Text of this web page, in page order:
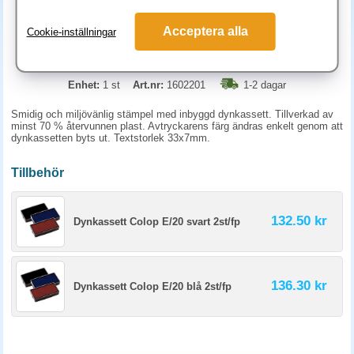
186.30 kr
KÖP
Enhet: 1 st Art.nr: 1602201 1-2 dagar
Smidig och miljövänlig stämpel med inbyggd dynkassett. Tillverkad av
minst 70 % återvunnen plast. Avtryckarens färg ändras enkelt genom att
dynkassetten byts ut. Textstorlek 33x7mm.
Tillbehör
Dynkassett Colop E/20 svart 2st/fp 132.50 kr
Dynkassett Colop E/20 blå 2st/fp 136.30 kr
Cookie-inställningar Acceptera alla